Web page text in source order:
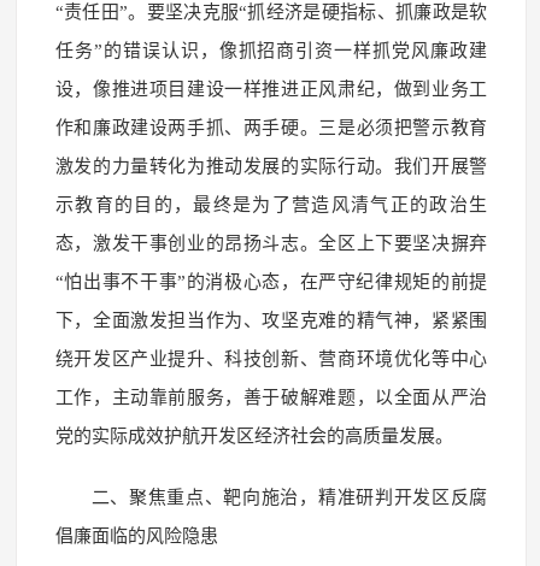
“责任田”。要坚决克服“抓经济是硬指标、抓廉政是软
任务”的错误认识，像抓招商引资一样抓党风廉政建
设，像推进项目建设一样推进正风肃纪，做到业务工
作和廉政建设两手抓、两手硬。三是必须把警示教育
激发的力量转化为推动发展的实际行动。我们开展警
示教育的目的，最终是为了营造风清气正的政治生
态，激发干事创业的昂扬斗志。全区上下要坚决摒弃
“怕出事不干事”的消极心态，在严守纪律规矩的前提
下，全面激发担当作为、攻坚克难的精气神，紧紧围
绕开发区产业提升、科技创新、营商环境优化等中心
工作，主动靠前服务，善于破解难题，以全面从严治
党的实际成效护航开发区经济社会的高质量发展。
二、聚焦重点、靶向施治，精准研判开发区反腐
倡廉面临的风险隐患